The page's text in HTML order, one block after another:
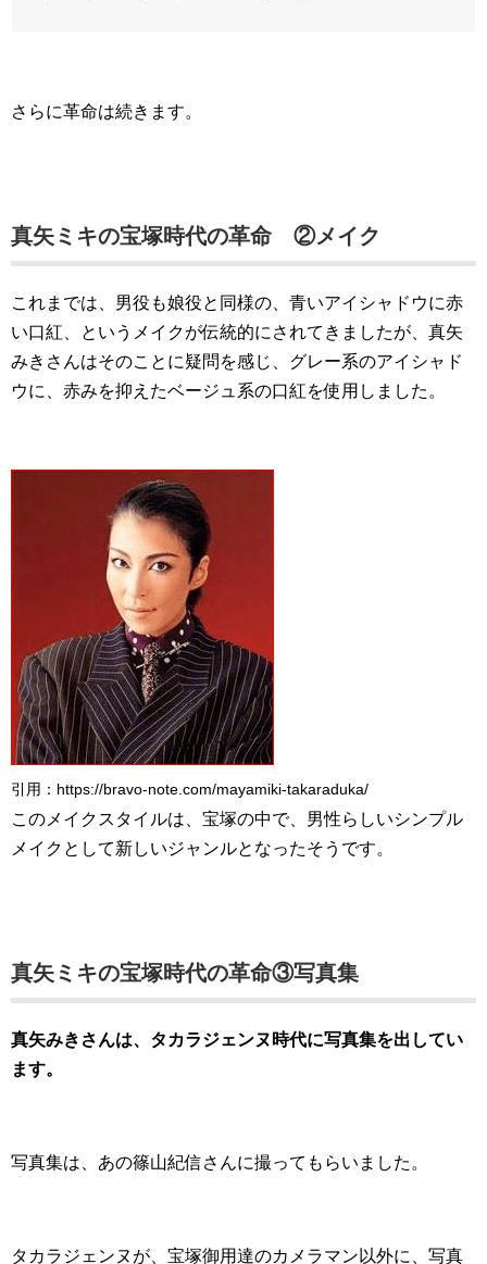
さらに革命は続きます。
真矢ミキの宝塚時代の革命 ②メイク
これまでは、男役も娘役と同様の、青いアイシャドウに赤
い口紅、というメイクが伝統的にされてきましたが、真矢
みきさんはそのことに疑問を感じ、グレー系のアイシャド
ウに、赤みを抑えたベージュ系の口紅を使用しました。
引用：https://bravo-note.com/mayamiki-takaraduka/
このメイクスタイルは、宝塚の中で、男性らしいシンプル
メイクとして新しいジャンルとなったそうです。
真矢ミキの宝塚時代の革命③写真集
真矢みきさんは、タカラジェンヌ時代に写真集を出してい
ます。
写真集は、あの篠山紀信さんに撮ってもらいました。
タカラジェンヌが、宝塚御用達のカメラマン以外に、写真